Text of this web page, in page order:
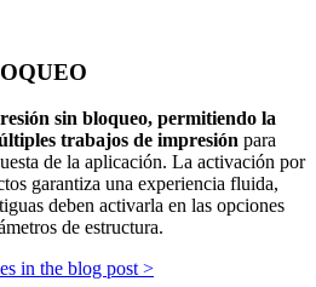
sin bloqueo, permitiendo la
trabajos de impresión para
de la aplicación. La activación por
garantiza una experiencia fluida,
deben activarla en las opciones
de estructura.
in the blog post >